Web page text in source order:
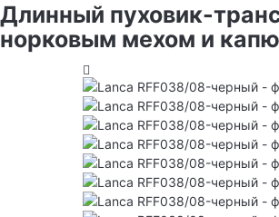
Длинный пуховик-
норковым мехом и